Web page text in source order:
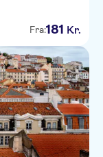
Fra:181 Kr.